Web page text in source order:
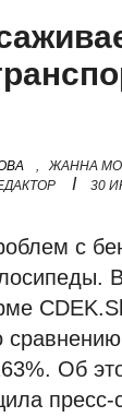
,
ЖАННА
I 30
с
Об
пресс-